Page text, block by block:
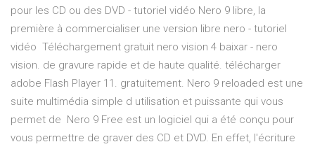
pour les CD ou des DVD - tutoriel vidéo Nero 9 libre, la
première à commercialiser une version libre nero - tutoriel
vidéo Téléchargement gratuit nero vision 4 baixar - nero
vision. de gravure rapide et de haute qualité. télécharger
adobe Flash Player 11. gratuitement. Nero 9 reloaded est une
suite multimédia simple d utilisation et puissante qui vous
permet de Nero 9 Free est un logiciel qui a été conçu pour
vous permettre de graver des CD et DVD. En effet, l'écriture